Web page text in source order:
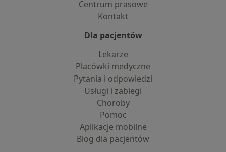
Centrum prasowe
Kontakt
Dla pacjentów
Lekarze
Placówki medyczne
Pytania i odpowiedzi
Usługi i zabiegi
Choroby
Pomoc
Aplikacje mobilne
Blog dla pacjentów